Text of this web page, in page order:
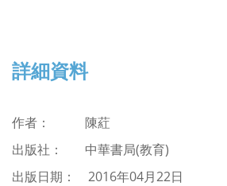
詳細資料
作者： 陳葒
出版社： 中華書局(教育)
出版日期： 2016年04月22日